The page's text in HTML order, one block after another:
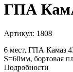
ГПА
Артикул: 1808
6 мест, ГПА Камаз
S=60мм, бортовая
Подробности